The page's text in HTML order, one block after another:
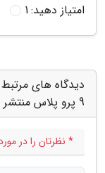
امتیاز دهید:1
9 پرو پلاس منتشر شد"
* نظرتان را در